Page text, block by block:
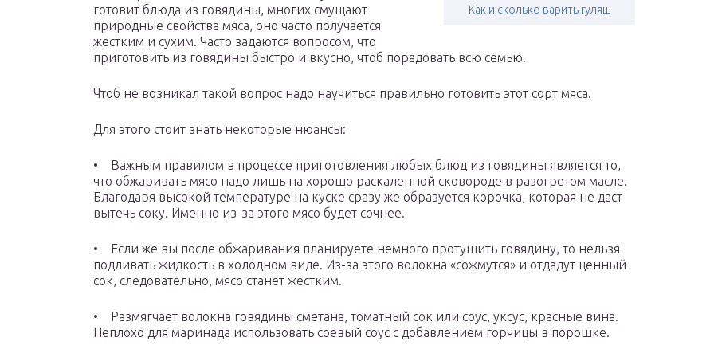
Как и сколько варить гуляш
готовит блюда из говядины, многих смущают
природные свойства мяса, оно часто получается
жестким и сухим. Часто задаются вопросом, что
приготовить из говядины быстро и вкусно, чтоб порадовать всю семью.
Чтоб не возникал такой вопрос надо научиться правильно готовить этот сорт мяса.
Для этого стоит знать некоторые нюансы:
• Важным правилом в процессе приготовления любых блюд из говядины является то,
что обжаривать мясо надо лишь на хорошо раскаленной сковороде в разогретом масле.
Благодаря высокой температуре на куске сразу же образуется корочка, которая не даст
вытечь соку. Именно из-за этого мясо будет сочнее.
• Если же вы после обжаривания планируете немного протушить говядину, то нельзя
подливать жидкость в холодном виде. Из-за этого волокна «сожмутся» и отдадут ценный
сок, следовательно, мясо станет жестким.
• Размягчает волокна говядины сметана, томатный сок или соус, уксус, красные вина.
Неплохо для маринада использовать соевый соус с добавлением горчицы в порошке.